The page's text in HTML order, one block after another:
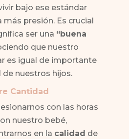
bajo ese estándar
presión. Es crucial
ser una “buena
que nuestro
es igual de importante
de nuestros hijos.
Cantidad
con las horas
nuestro bebé,
en la calidad de